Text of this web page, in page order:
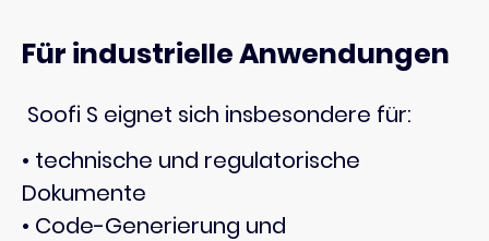
Für industrielle Anwendungen
Soofi S eignet sich insbesondere für:
• technische und regulatorische
Dokumente
• Code-Generierung und